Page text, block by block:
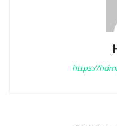
https://